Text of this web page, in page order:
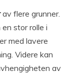
av flere grunner.
stor rolle i
med lavere
Videre kan
av